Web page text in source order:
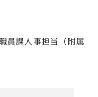
員課人事担当（附属